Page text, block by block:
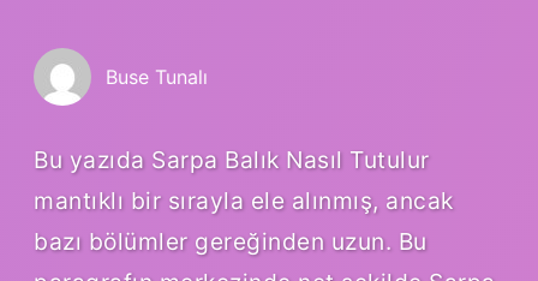
Buse Tunalı
Bu yazıda Sarpa Balık Nasıl Tutulur
mantıklı bir sırayla ele alınmış, ancak
bazı bölümler gereğinden uzun. Bu